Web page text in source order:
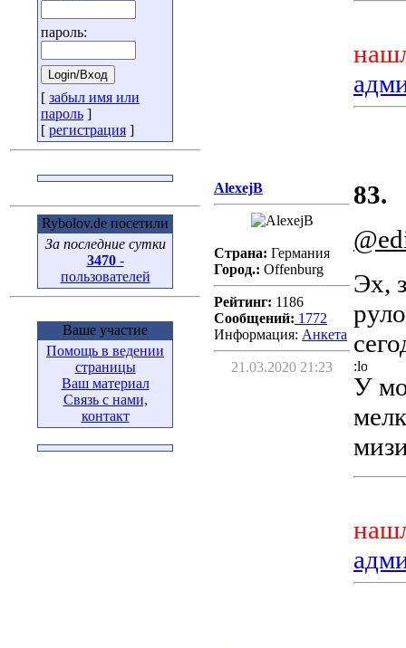
пароль:
[ забыл имя или
пароль ]
[ регистрация ]
Rybolov.de посетили
За последние сутки
3470-
пользователей
Ваше участие
Помощь в ведении
страницы
Ваш материал
Связь с нами,
контакт
AlexejB
Страна: Германия
Город.: Offenburg
Рейтинг: 1186
Сообщений: 1772
Информация: Aнкета
21.03.2020 21:23
83.
Эх,
У